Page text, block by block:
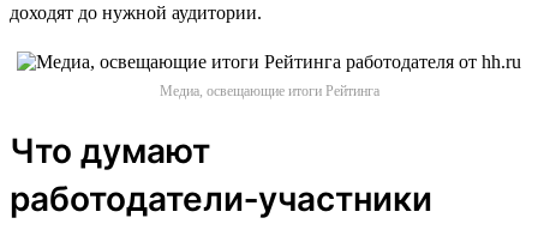
доходят до нужной аудитории.
Медиа, освещающие итоги Рейтинга
Что думают
работодатели‑участники